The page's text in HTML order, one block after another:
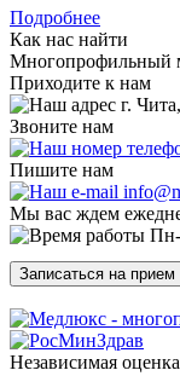
Подробнее
Как нас найти
Многопрофильный
Приходите к нам
г.
Звоните нам
Пишите нам
Мы вас ждем
Пн-
Записаться на прием
Независимая